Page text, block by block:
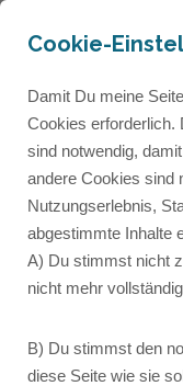
Lorem
sadipscing elitr,
Cookie-
Damit Du meine
Cookies erforderlich.
sind notwendig,
andere Cookies sind
Nutzungserlebnis,
abgestimmte Inhalte
A) Du stimmst nicht
nicht mehr
B) Du stimmst den
diese Seite wie sie